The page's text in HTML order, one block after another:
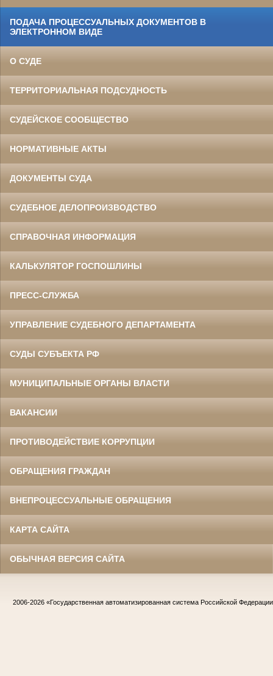
ПОДАЧА ПРОЦЕССУАЛЬНЫХ ДОКУМЕНТОВ В
ЭЛЕКТРОННОМ ВИДЕ
О СУДЕ
ТЕРРИТОРИАЛЬНАЯ ПОДСУДНОСТЬ
СУДЕЙСКОЕ СООБЩЕСТВО
НОРМАТИВНЫЕ АКТЫ
ДОКУМЕНТЫ СУДА
СУДЕБНОЕ ДЕЛОПРОИЗВОДСТВО
СПРАВОЧНАЯ ИНФОРМАЦИЯ
КАЛЬКУЛЯТОР ГОСПОШЛИНЫ
ПРЕСС-СЛУЖБА
УПРАВЛЕНИЕ СУДЕБНОГО ДЕПАРТАМЕНТА
СУДЫ СУБЪЕКТА РФ
МУНИЦИПАЛЬНЫЕ ОРГАНЫ ВЛАСТИ
ВАКАНСИИ
ПРОТИВОДЕЙСТВИЕ КОРРУПЦИИ
ОБРАЩЕНИЯ ГРАЖДАН
ВНЕПРОЦЕССУАЛЬНЫЕ ОБРАЩЕНИЯ
КАРТА САЙТА
ОБЫЧНАЯ ВЕРСИЯ САЙТА
2006-2026 «Государственная автоматизированная система Российской